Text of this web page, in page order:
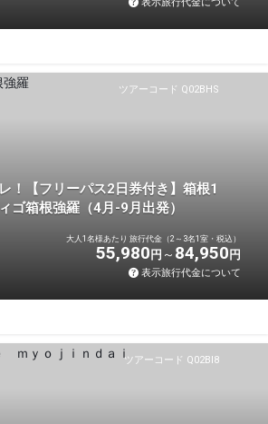
ツアーコード Q02BHS
！【フリーパス2日券付き】箱根1
箱根強羅（4月-9月出発）
大人1名様あたり 旅行代金（2～3名1室・税込）
55,980 円 84,950 円
表示旅行代金について
ツアーコード Q02BI8